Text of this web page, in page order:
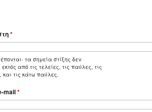
*
τα σημεία στίξης δεν
από τις τελείες, τις παύλες, τις
τις κάτω παύλες.
mail*